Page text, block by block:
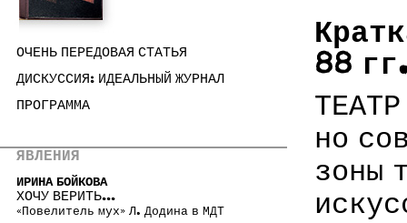
88
но
зоны
ОЧЕНЬ ПЕРЕДОВАЯ СТАТЬЯ
ДИСКУССИЯ: ИДЕАЛЬНЫЙ ЖУРНАЛ
ПРОГРАММА
ЯВЛЕНИЯ
ИРИНА БОЙКОВА
ХОЧУ ВЕРИТЬ...
«Повелитель мух» Л. Додина в МДТ